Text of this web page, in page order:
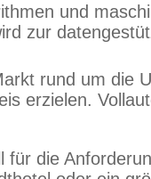
und
zur
rund um die
erzielen.
die